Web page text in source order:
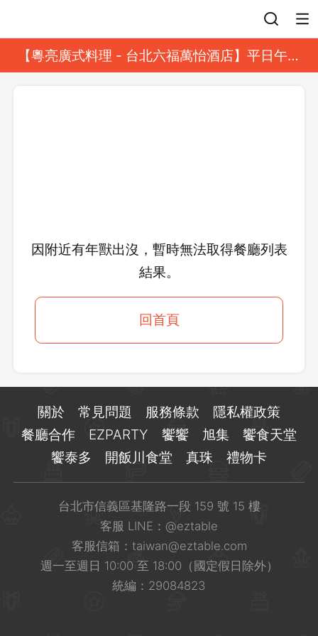
【粵亮廣式料理 - 台北六福萬怡酒店】平日午餐
8 折起｜靓港點套餐
因附近有年獸出沒，暫時無法取得餐廳列表
結果。
回首頁
登出
關於 常見問題 服務條款
隱私權政策
餐廳合作
EZPARTY 饗饗 旭集
饗食天堂
饗泰多
開飯川食堂 真珠 禮物卡
台北市信義區基隆路一段 159 號 15 樓
客服 LINE： @eztable
客服信箱： taiwan@eztable.com
週一至週日 10:00 至 18:00（國定假日除外）
統編：29084823